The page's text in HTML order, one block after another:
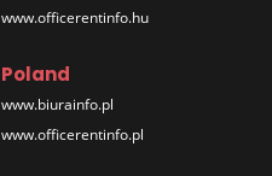
www.officerentinfo.hu
Poland
www.biurainfo.pl
www.officerentinfo.pl